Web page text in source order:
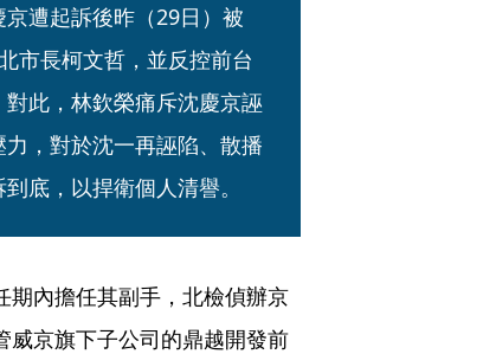
遭起訴後昨（29日）被
市長柯文哲，並反控前台
此，林欽榮痛斥沈慶京誣
，對於沈一再誣陷、散播
底，以捍衛個人清譽。
期內擔任其副手，北檢偵辦京
威京旗下子公司的鼎越開發前